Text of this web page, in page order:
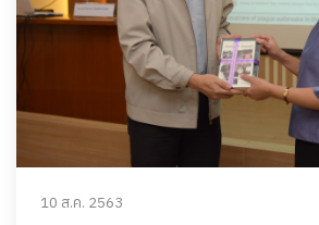
10 ส.ค. 2563